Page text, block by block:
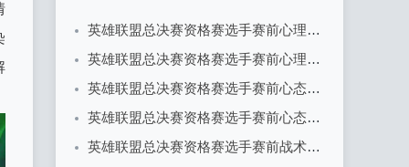
英雄联盟总决赛资格赛选手赛前心理辅导：决胜心态的关键
英雄联盟总决赛资格赛选手赛前心理准备：决胜于心态之间
英雄联盟总决赛资格赛选手赛前心态调整的重要性
英雄联盟总决赛资格赛选手赛前心态分享
英雄联盟总决赛资格赛选手赛前战术理解概述